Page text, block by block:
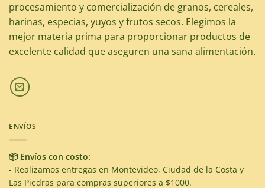
procesamiento y comercialización de granos, cereales,
harinas, especias, yuyos y frutos secos. Elegimos la
mejor materia prima para proporcionar productos de
excelente calidad que aseguren una sana alimentación.
ENVÍOS
📦 Envíos con costo:
- Realizamos entregas en Montevideo, Ciudad de la Costa y
Las Piedras para compras superiores a $1000.